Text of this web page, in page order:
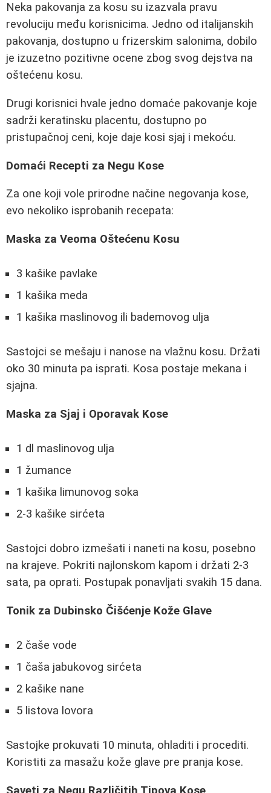
Neka pakovanja za kosu su izazvala pravu
revoluciju među korisnicima. Jedno od italijanskih
pakovanja, dostupno u frizerskim salonima, dobilo
je izuzetno pozitivne ocene zbog svog dejstva na
oštećenu kosu.
Drugi korisnici hvale jedno domaće pakovanje koje
sadrži keratinsku placentu, dostupno po
pristupačnoj ceni, koje daje kosi sjaj i mekoću.
Domaći Recepti za Negu Kose
Za one koji vole prirodne načine negovanja kose,
evo nekoliko isprobanih recepata:
Maska za Veoma Oštećenu Kosu
3 kašike pavlake
1 kašika meda
1 kašika maslinovog ili bademovog ulja
Sastojci se mešaju i nanose na vlažnu kosu. Držati
oko 30 minuta pa isprati. Kosa postaje mekana i
sjajna.
Maska za Sjaj i Oporavak Kose
1 dl maslinovog ulja
1 žumance
1 kašika limunovog soka
2-3 kašike sirćeta
Sastojci dobro izmešati i naneti na kosu, posebno
na krajeve. Pokriti najlonskom kapom i držati 2-3
sata, pa oprati. Postupak ponavljati svakih 15 dana.
Tonik za Dubinsko Čišćenje Kože Glave
2 čaše vode
1 čaša jabukovog sirćeta
2 kašike nane
5 listova lovora
Sastojke prokuvati 10 minuta, ohladiti i procediti.
Koristiti za masažu kože glave pre pranja kose.